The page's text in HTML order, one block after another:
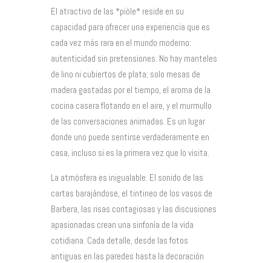
El atractivo de las *piòle* reside en su
capacidad para ofrecer una experiencia que es
cada vez más rara en el mundo moderno:
autenticidad sin pretensiones. No hay manteles
de lino ni cubiertos de plata; solo mesas de
madera gastadas por el tiempo, el aroma de la
cocina casera flotando en el aire, y el murmullo
de las conversaciones animadas. Es un lugar
donde uno puede sentirse verdaderamente en
casa, incluso si es la primera vez que lo visita.
La atmósfera es inigualable. El sonido de las
cartas barajándose, el tintineo de los vasos de
Barbera, las risas contagiosas y las discusiones
apasionadas crean una sinfonía de la vida
cotidiana. Cada detalle, desde las fotos
antiguas en las paredes hasta la decoración